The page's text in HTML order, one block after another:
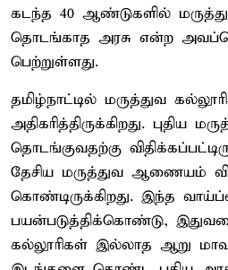
கடந்த 40 ஆண்டுகளில்
தொடங்காத அரசு என்ற
பெற்றுள்ளது.
தமிழ்நாட்டில் மருத்துவ
அதிகரித்திருக்கிறது. புதிய
தொடங்குவதற்கு
தேசிய மருத்துவ ஆணையம்
கொண்டிருக்கிறது. இந்த
பயன்படுத்திக்கொண்டு,
கல்லூரிகள் இல்லாத ஆறு